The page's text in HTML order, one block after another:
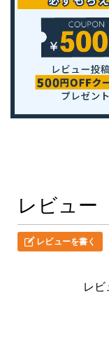
レビュー
レビューを書く
レビ